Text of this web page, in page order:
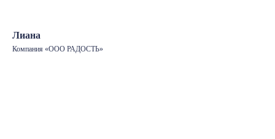
Лиана
Компания «ООО РАДОСТЬ»